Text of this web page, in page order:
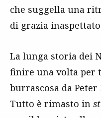
che suggella una
di grazia
La lunga storia dei
finire una volta per
burrascosa da Peter
Tutto è rimasto in